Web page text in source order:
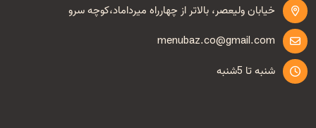
خیابان ولیعصر، بالاتر از چهارراه میرداماد،کوچه سرو
menubaz.co@gmail.com
شنبه تا 5شنبه